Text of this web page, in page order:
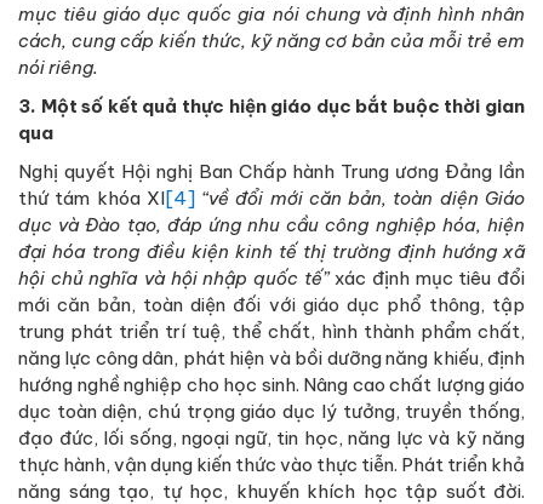
mục tiêu giáo dục quốc gia nói chung và định hình nhân
cách, cung cấp kiến thức, kỹ năng cơ bản của mỗi trẻ em
nói riêng.
3. Một số kết quả thực hiện giáo dục bắt buộc thời gian
qua
Nghị quyết Hội nghị Ban Chấp hành Trung ương Đảng lần
thứ tám khóa XI[4] “về đổi mới căn bản, toàn diện Giáo
dục và Đào tạo, đáp ứng nhu cầu công nghiệp hóa, hiện
đại hóa trong điều kiện kinh tế thị trường định hướng xã
hội chủ nghĩa và hội nhập quốc tế”xác định mục tiêu đổi
mới căn bản, toàn diện đối với giáo dục phổ thông, tập
trung phát triển trí tuệ, thể chất, hình thành phẩm chất,
năng lực công dân, phát hiện và bồi dưỡng năng khiếu, định
hướng nghề nghiệp cho học sinh. Nâng cao chất lượng giáo
dục toàn diện, chú trọng giáo dục lý tưởng, truyền thống,
đạo đức, lối sống, ngoại ngữ, tin học, năng lực và kỹ năng
thực hành, vận dụng kiến thức vào thực tiễn. Phát triển khả
năng sáng tạo, tự học, khuyến khích học tập suốt đời.